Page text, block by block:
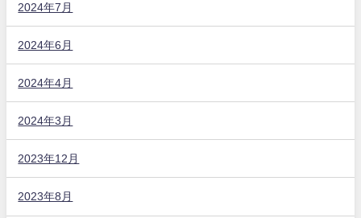
2024年7月
2024年6月
2024年4月
2024年3月
2023年12月
2023年8月